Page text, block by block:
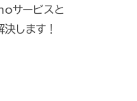
サービスと
します！